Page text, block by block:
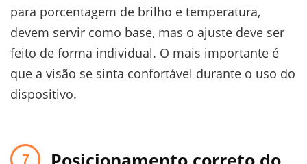
para porcentagem de brilho e temperatura,
devem servir como base, mas o ajuste deve ser
feito de forma individual. O mais importante é
que a visão se sinta confortável durante o uso do
dispositivo.